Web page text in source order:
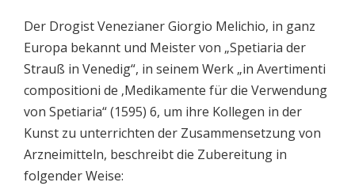
Der Drogist Venezianer Giorgio Melichio, in ganz
Europa bekannt und Meister von „Spetiaria der
Strauß in Venedig“, in seinem Werk „in Avertimenti
compositioni de ‚Medikamente für die Verwendung
von Spetiaria“ (1595) 6, um ihre Kollegen in der
Kunst zu unterrichten der Zusammensetzung von
Arzneimitteln, beschreibt die Zubereitung in
folgender Weise: